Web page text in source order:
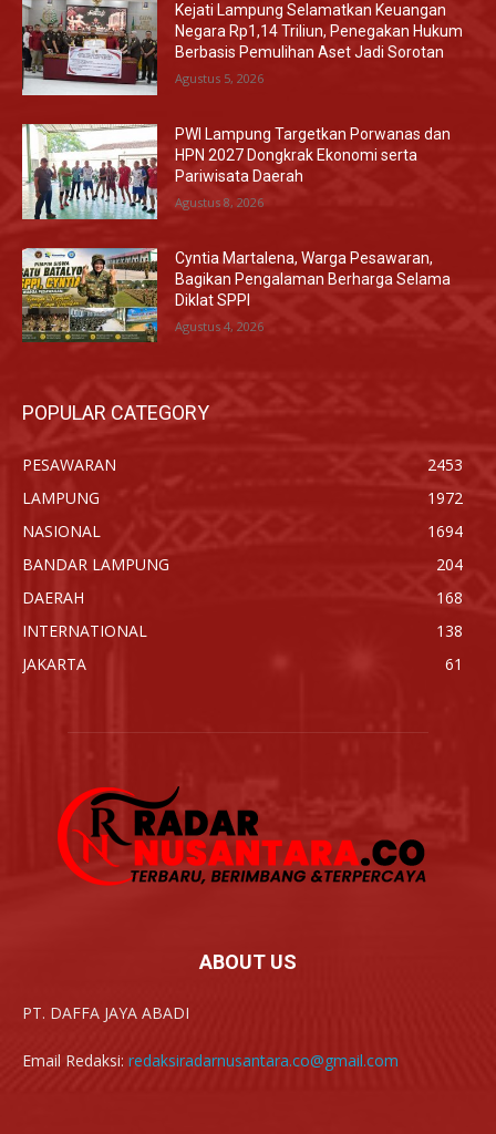
Kejati Lampung Selamatkan Keuangan
Negara Rp1,14 Triliun, Penegakan Hukum
Berbasis Pemulihan Aset Jadi Sorotan
Agustus 5, 2026
PWI Lampung Targetkan Porwanas dan
HPN 2027 Dongkrak Ekonomi serta
Pariwisata Daerah
Agustus 8, 2026
Cyntia Martalena, Warga Pesawaran,
Bagikan Pengalaman Berharga Selama
Diklat SPPI
Agustus 4, 2026
POPULAR CATEGORY
PESAWARAN
2453
LAMPUNG
1972
NASIONAL
1694
BANDAR LAMPUNG
204
DAERAH
168
INTERNATIONAL
138
JAKARTA
61
ABOUT US
PT. DAFFA JAYA ABADI
Email Redaksi: redaksiradarnusantara.co@gmail.com